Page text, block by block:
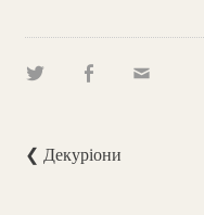
❮ Декуріони